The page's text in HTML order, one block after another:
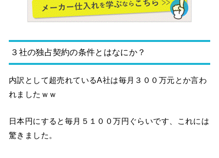
３社の独占契約の条件とはなにか？
内訳として超売れているA社は毎月３００万元とか言わ
れましたｗｗ
日本円にすると毎月５１００万円ぐらいです、これには
驚きました。